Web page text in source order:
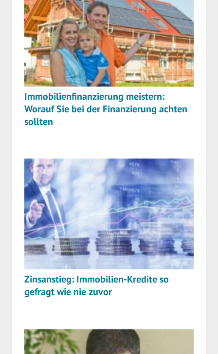
Immobilienfinanzierung meistern:
Worauf Sie bei der Finanzierung achten
sollten
Zinsanstieg: Immobilien-Kredite so
gefragt wie nie zuvor